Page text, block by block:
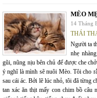
MÈO
14 Tháng
THÁI
Người ta
nhẹ
gũi, nũng nịu bên chủ để được che
ý nghĩ là mình sẽ nuôi Mèo. Tôi cho
sau cái ác. Bởi lẽ lúc nhỏ, tôi đã từng
tan xác ăn thịt mấy con chim bồ câu